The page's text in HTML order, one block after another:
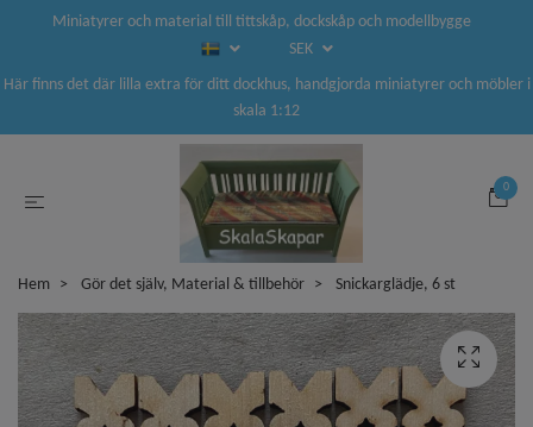
Miniatyrer och material till tittskåp, dockskåp och modellbygge
SEK
Här finns det där lilla extra för ditt dockhus, handgjorda miniatyrer och möbler i
skala 1:12
0
Hem Gör det själv, Material & tillbehör Snickarglädje, 6 st